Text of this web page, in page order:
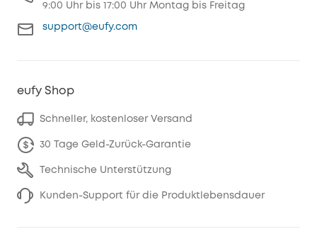
9:00 Uhr bis 17:00 Uhr Montag bis Freitag
support@eufy.com
eufy Shop
Schneller, kostenloser Versand
30 Tage Geld-Zurück-Garantie
Technische Unterstützung
Kunden-Support für die Produktlebensdauer